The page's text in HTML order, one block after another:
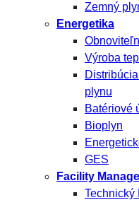
Zemný
Energetika
Výroba
plynu
Batériové
Bioplyn
GES
Facility
Technický